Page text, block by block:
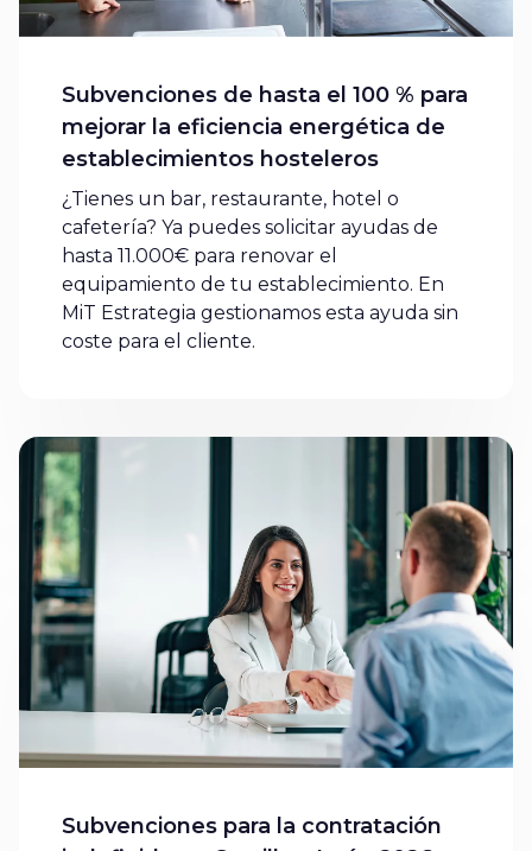
Subvenciones de hasta el 100 % para
mejorar la eficiencia energética de
establecimientos hosteleros
¿Tienes un bar, restaurante, hotel o
cafetería? Ya puedes solicitar ayudas de
hasta 11.000€ para renovar el
equipamiento de tu establecimiento. En
MiT Estrategia gestionamos esta ayuda sin
coste para el cliente.
Subvenciones para la contratación